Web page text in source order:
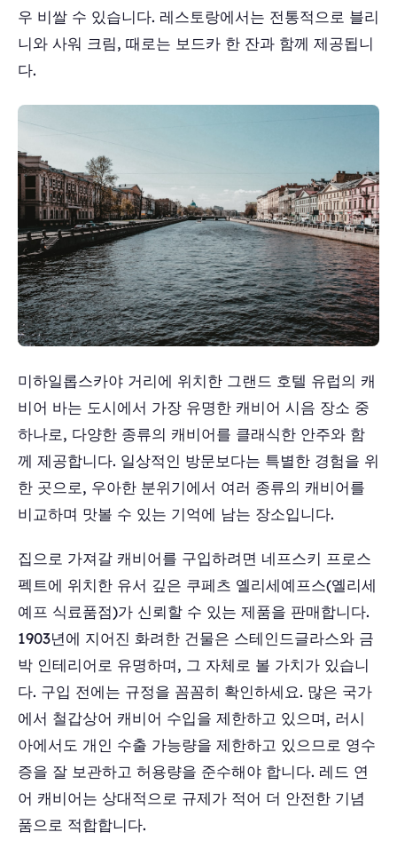
우 비쌀 수 있습니다. 레스토랑에서는 전통적으로 블리
니와 사워 크림, 때로는 보드카 한 잔과 함께 제공됩니
다.
미하일롭스카야 거리에 위치한 그랜드 호텔 유럽의 캐
비어 바는 도시에서 가장 유명한 캐비어 시음 장소 중
하나로, 다양한 종류의 캐비어를 클래식한 안주와 함
께 제공합니다. 일상적인 방문보다는 특별한 경험을 위
한 곳으로, 우아한 분위기에서 여러 종류의 캐비어를
비교하며 맛볼 수 있는 기억에 남는 장소입니다.
집으로 가져갈 캐비어를 구입하려면 네프스키 프로스
펙트에 위치한 유서 깊은 쿠페츠 옐리세예프스(옐리세
예프 식료품점)가 신뢰할 수 있는 제품을 판매합니다.
1903년에 지어진 화려한 건물은 스테인드글라스와 금
박 인테리어로 유명하며, 그 자체로 볼 가치가 있습니
다. 구입 전에는 규정을 꼼꼼히 확인하세요. 많은 국가
에서 철갑상어 캐비어 수입을 제한하고 있으며, 러시
아에서도 개인 수출 가능량을 제한하고 있으므로 영수
증을 잘 보관하고 허용량을 준수해야 합니다. 레드 연
어 캐비어는 상대적으로 규제가 적어 더 안전한 기념
품으로 적합합니다.